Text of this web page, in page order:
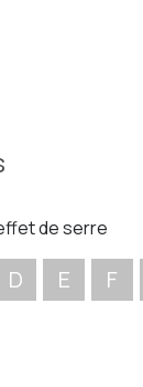
de serre
D E F